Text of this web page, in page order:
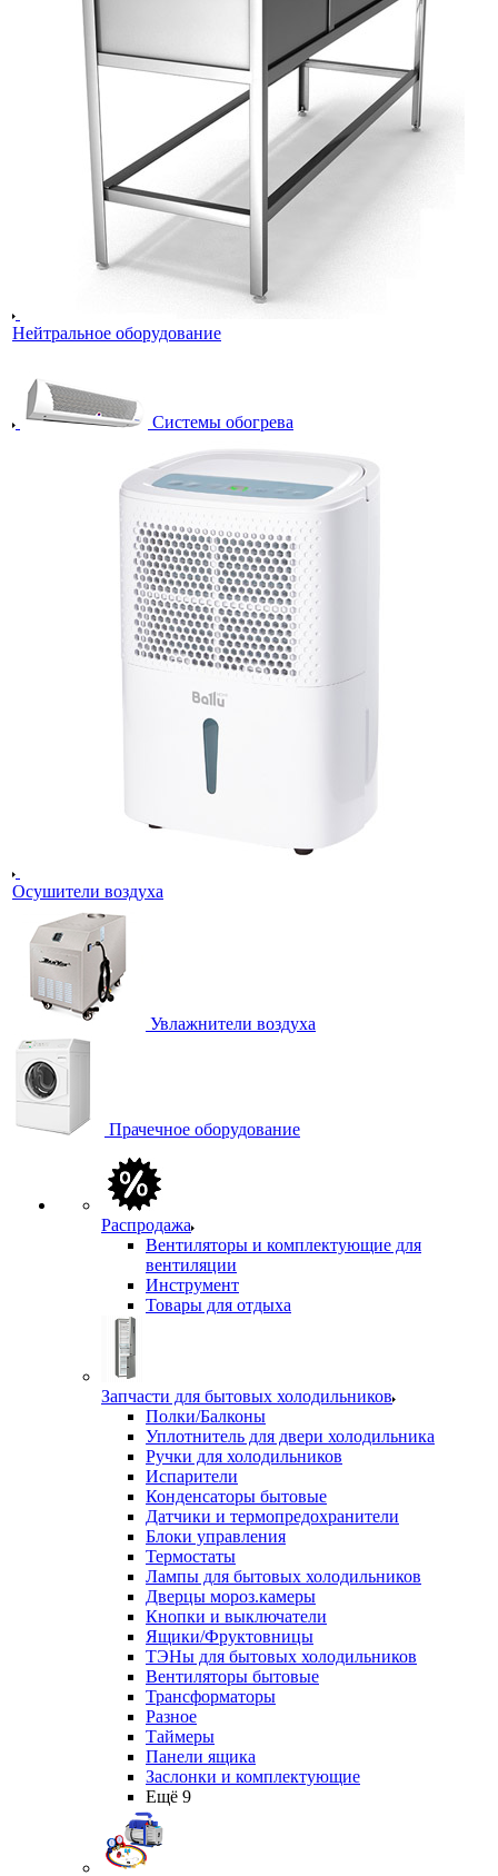
Нейтральное оборудование
Системы обогрева
Осушители воздуха
Увлажнители воздуха
Прачечное оборудование
Распродажа
Вентиляторы и комплектующие для
вентиляции
Инструмент
Товары для отдыха
Запчасти для бытовых холодильников
Полки/Балконы
Уплотнитель для двери холодильника
Ручки для холодильников
Испарители
Конденсаторы бытовые
Датчики и термопредохранители
Блоки управления
Термостаты
Лампы для бытовых холодильников
Дверцы мороз.камеры
Кнопки и выключатели
Ящики/Фруктовницы
ТЭНы для бытовых холодильников
Вентиляторы бытовые
Трансформаторы
Разное
Таймеры
Панели ящика
Заслонки и комплектующие
Ещё 9